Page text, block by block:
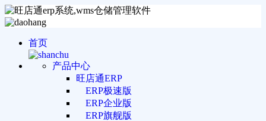
首页
产品中心
旺店通ERP
ERP极速版
ERP企业版
ERP旗舰版